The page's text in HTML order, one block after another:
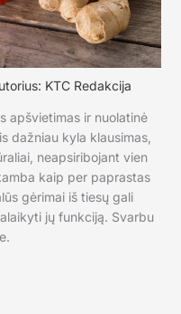
KTC Redakcija
apšvietimas ir nuolatinė
dažniau kyla klausimas,
neapsiribojant vien
kaip per paprastas
gėrimai iš tiesų gali
jų funkciją. Svarbu